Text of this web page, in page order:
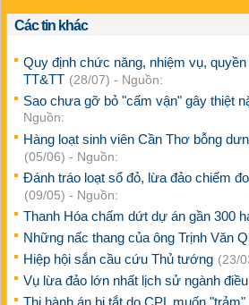
Các tin khác
Quy định chức năng, nhiệm vụ,
TT&TT (28/07) - Nguồn:
Sao chưa gỡ bỏ "cấm vận" gây thiệt
Nguồn:
Hàng loạt sinh viên Cần Thơ bỗng
(05/06) - Nguồn:
Đánh tráo loạt sổ đỏ, lừa đảo chiếm
(09/05) - Nguồn:
Thanh Hóa chấm dứt dự án gần 300
Những nấc thang của ông Trịnh Văn
Hiệp hội sắn cầu cứu Thủ tướng (23/
Vụ lừa đảo lớn nhất lịch sử ngành điều